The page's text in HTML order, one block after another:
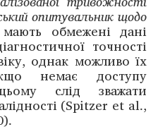
опитувальник щодо
мають обмежені дані
точності
однак можливо їх
немає доступу
слід зважати
(Spitzer et al.,